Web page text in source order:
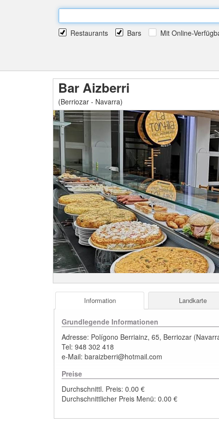
Restaurants Bars Mit Online-
Bar Aizberri
(Berriozar - Navarra)
Information Landkarte
Grundlegende Informationen
Adresse: Polígono Berriainz, 65, Berriozar (
Tel:948 302 418
e-Mail:baraizberri@hotmail.com
Preise
Durchschnittl. Preis: 0.00 €
Durchschnittlicher Preis Menü: 0.00 €